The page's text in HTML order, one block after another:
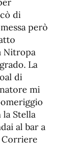
di
però
Nitropa
La
di
mi
Stella
al bar a
Corriere